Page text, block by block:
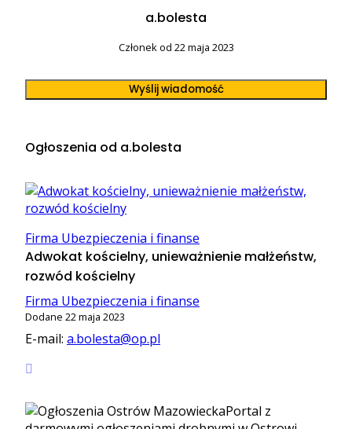
a.bolesta
Członek od 22 maja 2023
Wyślij wiadomość
Ogłoszenia od a.bolesta
Firma Ubezpieczenia i finanse
Adwokat kościelny, unieważnienie małżeństw,
rozwód kościelny
Firma Ubezpieczenia i finanse
Dodane 22 maja 2023
E-mail: a.bolesta@op.pl
Portal z